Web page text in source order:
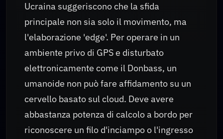
Ucraina suggeriscono che la sfida
principale non sia solo il movimento, ma
l'elaborazione 'edge'. Per operare in un
ambiente privo di GPS e disturbato
elettronicamente come il Donbass, un
umanoide non può fare affidamento su un
cervello basato sul cloud. Deve avere
abbastanza potenza di calcolo a bordo per
riconoscere un filo d'inciampo o l'ingresso